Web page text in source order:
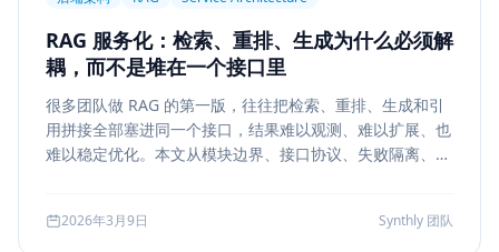
RAG 服务化：检索、重排、生成为什么必须解
耦，而不是堆在一个接口里
很多团队做 RAG 的第一版，往往把检索、重排、生成和引
用拼接全部塞进同一个接口，结果难以观测、难以扩展、也
难以稳定优化。本文从模块边界、接口协议、失败隔离、缓
2026年3月9日 Synthly 团队